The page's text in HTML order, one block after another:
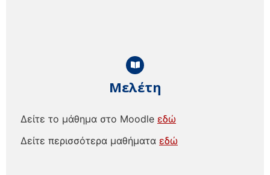
Μελέτη
Δείτε το μάθημα στο Moodle εδώ
Δείτε περισσότερα μαθήματα εδώ